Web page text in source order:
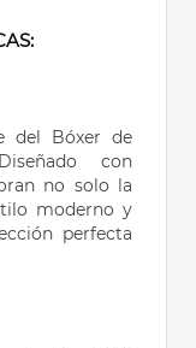
del Bóxer de
con
no solo la
moderno y
perfecta